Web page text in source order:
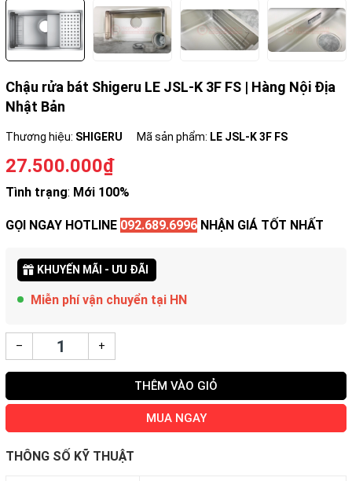
Chậu rửa bát Shigeru LE JSL-K 3F FS | Hàng Nội Địa
Nhật Bản
Thương hiệu: SHIGERU Mã sản phẩm: LE JSL-K 3F FS
27.500.000₫
Tình trạng: Mới 100%
GỌI NGAY HOTLINE 092.689.6996 NHẬN GIÁ TỐT NHẤT
KHUYẾN MÃI - ƯU ĐÃI
Miễn phí vận chuyển tại HN
– +
THÊM VÀO GIỎ
MUA NGAY
THÔNG SỐ KỸ THUẬT